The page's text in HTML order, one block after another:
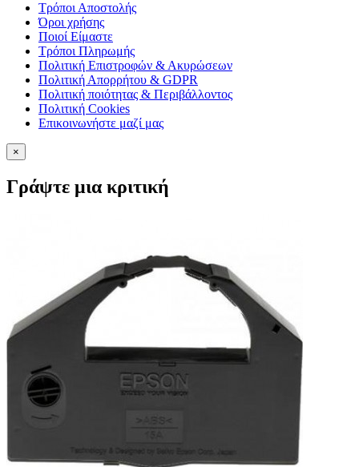
Τρόποι Αποστολής
Όροι χρήσης
Ποιοί Είμαστε
Τρόποι Πληρωμής
Πολιτική Επιστροφών & Ακυρώσεων
Πολιτική Απορρήτου & GDPR
Πολιτική ποιότητας & Περιβάλλοντος
Πολιτική Cookies
Επικοινωνήστε μαζί μας
×
Γράψτε μια κριτική